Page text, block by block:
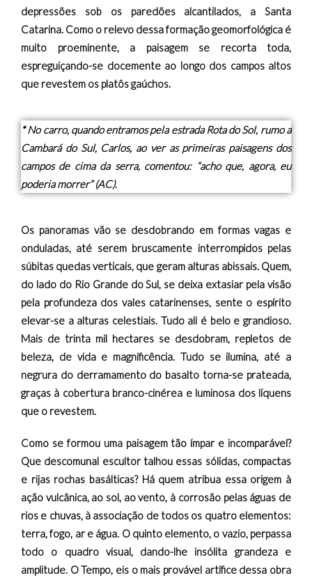
depressões sob os paredões alcantilados, a Santa
Catarina. Como o relevo dessa formação geomorfológica é
muito proeminente, a paisagem se recorta toda,
espreguiçando-se docemente ao longo dos campos altos
que revestem os platôs gaúchos.
* No carro, quando entramos pela estrada Rota do Sol, rumo a
Cambará do Sul, Carlos, ao ver as primeiras paisagens dos
campos de cima da serra, comentou: “acho que, agora, eu
poderia morrer” (AC).
Os panoramas vão se desdobrando em formas vagas e
onduladas, até serem bruscamente interrompidos pelas
súbitas quedas verticais, que geram alturas abissais. Quem,
do lado do Rio Grande do Sul, se deixa extasiar pela visão
pela profundeza dos vales catarinenses, sente o espírito
elevar-se a alturas celestiais. Tudo ali é belo e grandioso.
Mais de trinta mil hectares se desdobram, repletos de
beleza, de vida e magnificência. Tudo se ilumina, até a
negrura do derramamento do basalto torna-se prateada,
graças à cobertura branco-cinérea e luminosa dos líquens
que o revestem.
Como se formou uma paisagem tão ímpar e incomparável?
Que descomunal escultor talhou essas sólidas, compactas
e rijas rochas basálticas? Há quem atribua essa origem à
ação vulcânica, ao sol, ao vento, à corrosão pelas águas de
rios e chuvas, à associação de todos os quatro elementos:
terra, fogo, ar e água. O quinto elemento, o vazio, perpassa
todo o quadro visual, dando-lhe insólita grandeza e
amplitude. O Tempo, eis o mais provável artífice dessa obra